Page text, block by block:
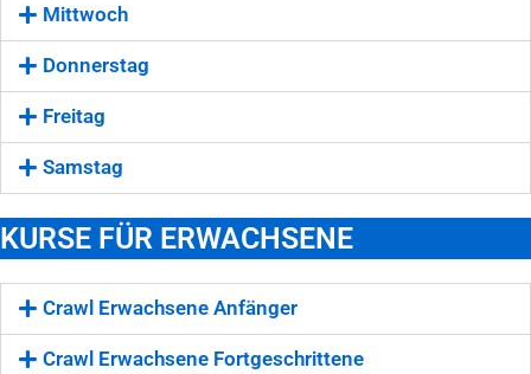
Mittwoch
Donnerstag
Freitag
Samstag
KURSE FÜR ERWACHSENE
Crawl Erwachsene Anfänger
Crawl Erwachsene Fortgeschrittene